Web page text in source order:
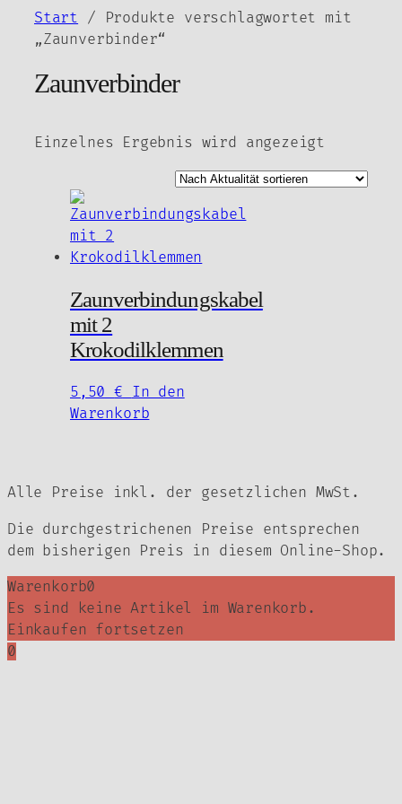
Inhalt
Start / Produkte verschlagwortet mit
„Zaunverbinder“
Zaunverbinder
Einzelnes Ergebnis wird angezeigt
Zaunverbindungskabel
mit 2
Krokodilklemmen
5,50€ In den
Warenkorb
Alle Preise inkl. der gesetzlichen MwSt.
Die durchgestrichenen Preise entsprechen
dem bisherigen Preis in diesem Online-Shop.
Warenkorb0
Es sind keine Artikel im Warenkorb.
Einkaufen fortsetzen
0